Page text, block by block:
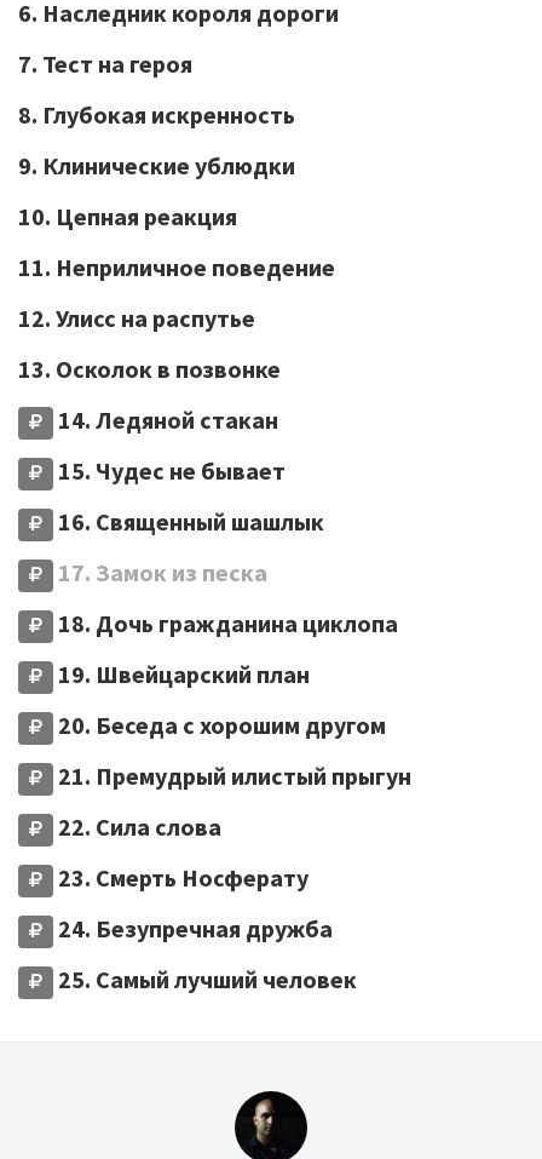
6. Наследник короля дороги
7. Тест на героя
8. Глубокая искренность
9. Клинические ублюдки
10. Цепная реакция
11. Неприличное поведение
12. Улисс на распутье
13. Осколок в позвонке
14. Ледяной стакан
15. Чудес не бывает
16. Священный шашлык
17. Замок из песка
18. Дочь гражданина циклопа
19. Швейцарский план
20. Беседа с хорошим другом
21. Премудрый илистый прыгун
22. Сила слова
23. Смерть Носферату
24. Безупречная дружба
25. Самый лучший человек